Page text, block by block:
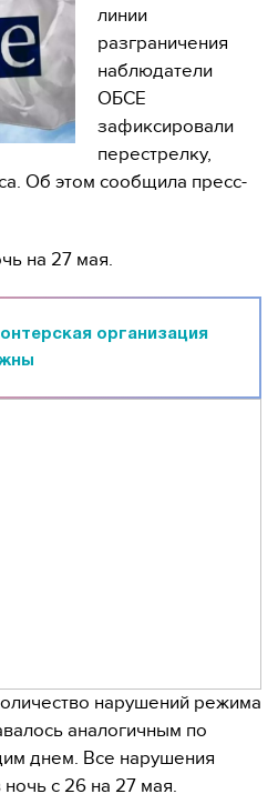
линии
разграничения
наблюдатели
ОБСЕ
зафиксировали
перестрелку,
Об этом сообщила пресс-
на 27 мая.
организация
нарушений режима
аналогичным по
днем. Все нарушения
с 26 на 27 мая.